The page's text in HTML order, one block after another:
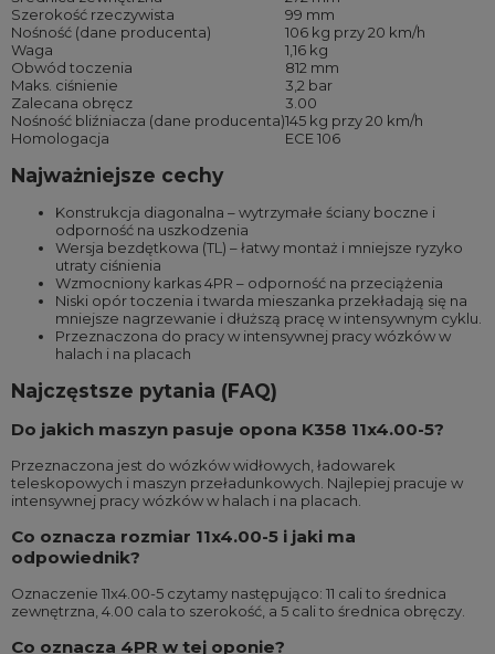
Szerokość rzeczywista
99 mm
Nośność (dane producenta)
106 kg przy 20 km/h
Waga
1,16 kg
Obwód toczenia
812 mm
Maks. ciśnienie
3,2 bar
Zalecana obręcz
3.00
Nośność bliźniacza (dane producenta)145 kg przy 20 km/h
Homologacja
ECE 106
Najważniejsze cechy
Konstrukcja diagonalna – wytrzymałe ściany boczne i
odporność na uszkodzenia
Wersja bezdętkowa (TL) – łatwy montaż i mniejsze ryzyko
utraty ciśnienia
Wzmocniony karkas 4PR – odporność na przeciążenia
Niski opór toczenia i twarda mieszanka przekładają się na
mniejsze nagrzewanie i dłuższą pracę w intensywnym cyklu.
Przeznaczona do pracy w intensywnej pracy wózków w
halach i na placach
Najczęstsze pytania (FAQ)
Do jakich maszyn pasuje opona K358 11x4.00-5?
Przeznaczona jest do wózków widłowych, ładowarek
teleskopowych i maszyn przeładunkowych. Najlepiej pracuje w
intensywnej pracy wózków w halach i na placach.
Co oznacza rozmiar 11x4.00-5 i jaki ma
odpowiednik?
Oznaczenie 11x4.00-5 czytamy następująco: 11 cali to średnica
zewnętrzna, 4.00 cala to szerokość, a 5 cali to średnica obręczy.
Co oznacza 4PR w tej oponie?